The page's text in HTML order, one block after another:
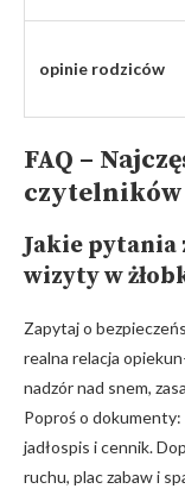
opinie rodziców
FAQ –
czytelników
Jakie pytania
wizyty w
Zapytaj o
realna relacja
nadzór nad snem,
Poproś o
jadłospis i cennik.
ruchu, plac zabaw i